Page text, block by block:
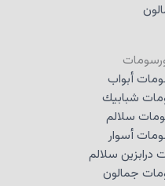
أبواب
شبابيك
سلالم
أسوار
سلالم
جمالون